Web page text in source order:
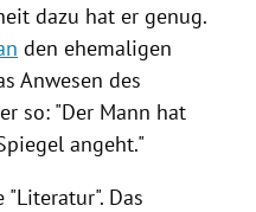
dazu hat er genug.
den ehemaligen
Anwesen des
so: "Der Mann hat
angeht."
Das